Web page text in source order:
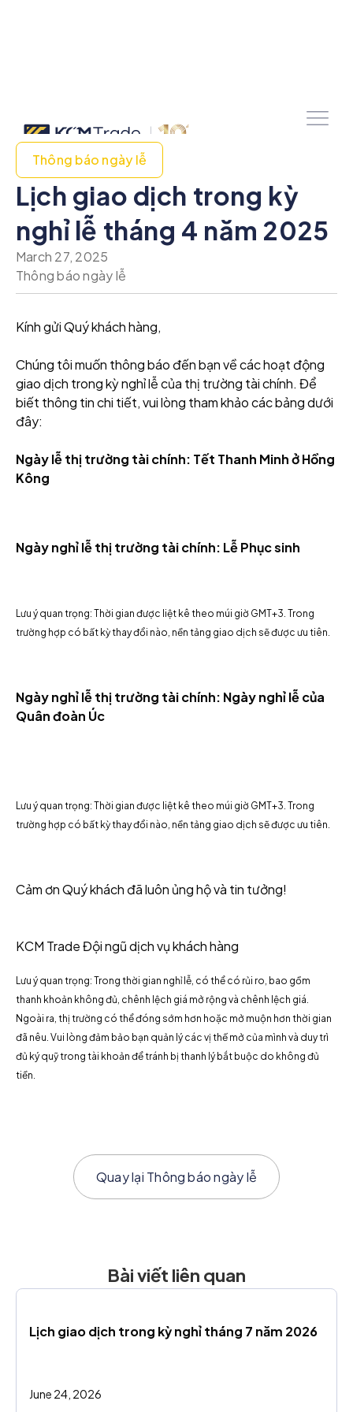
Thông báo ngày lễ
Lịch giao dịch trong kỳ
nghỉ lễ tháng 4 năm 2025
March 27, 2025
Thông báo ngày lễ
Kính gửi Quý khách hàng,
Chúng tôi muốn thông báo đến bạn về các hoạt động
giao dịch trong kỳ nghỉ lễ của thị trường tài chính. Để
biết thông tin chi tiết, vui lòng tham khảo các bảng dưới
đây:
Ngày lễ thị trường tài chính: Tết Thanh Minh ở Hồng
Kông
Ngày nghỉ lễ thị trường tài chính: Lễ Phục sinh
Lưu ý quan trọng: Thời gian được liệt kê theo múi giờ GMT+3. Trong
trường hợp có bất kỳ thay đổi nào, nền tảng giao dịch sẽ được ưu tiên.
Ngày nghỉ lễ thị trường tài chính: Ngày nghỉ lễ của
Quân đoàn Úc
Lưu ý quan trọng: Thời gian được liệt kê theo múi giờ GMT+3. Trong
trường hợp có bất kỳ thay đổi nào, nền tảng giao dịch sẽ được ưu tiên.
Cảm ơn Quý khách đã luôn ủng hộ và tin tưởng!
KCM Trade Đội ngũ dịch vụ khách hàng
Lưu ý quan trọng: Trong thời gian nghỉ lễ, có thể có rủi ro, bao gồm
thanh khoản không đủ, chênh lệch giá mở rộng và chênh lệch giá.
Ngoài ra, thị trường có thể đóng sớm hơn hoặc mở muộn hơn thời gian
đã nêu. Vui lòng đảm bảo bạn quản lý các vị thế mở của mình và duy trì
đủ ký quỹ trong tài khoản để tránh bị thanh lý bắt buộc do không đủ
tiền.
Quay lại Thông báo ngày lễ
Bài viết liên quan
Lịch giao dịch trong kỳ nghỉ tháng 7 năm 2026
June 24, 2026